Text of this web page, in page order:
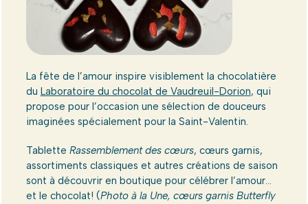
La fête de l’amour inspire visiblement la chocolatière
du Laboratoire du chocolat de Vaudreuil-Dorion, qui
propose pour l’occasion une sélection de douceurs
imaginées spécialement pour la Saint-Valentin.
Tablette Rassemblement des cœurs, cœurs garnis,
assortiments classiques et autres créations de saison
sont à découvrir en boutique pour célébrer l’amour…
et le chocolat! (Photo à la Une, cœurs garnis Butterfly